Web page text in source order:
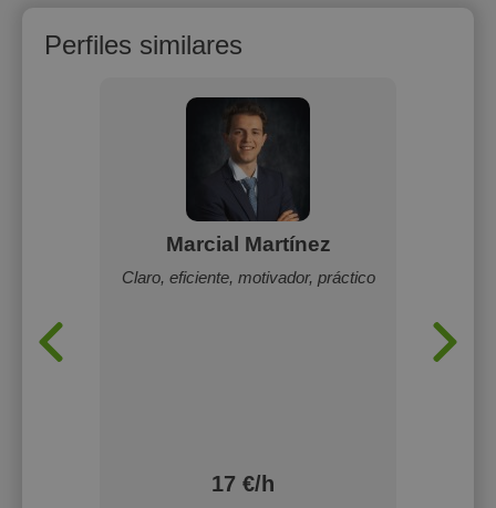
Perfiles similares
Marcial Martínez
Claro, eficiente, motivador, práctico
17 €/h
enseño